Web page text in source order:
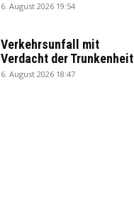
6. August 2026 19:54
Verkehrsunfall mit
Verdacht der Trunkenheit
6. August 2026 18:47